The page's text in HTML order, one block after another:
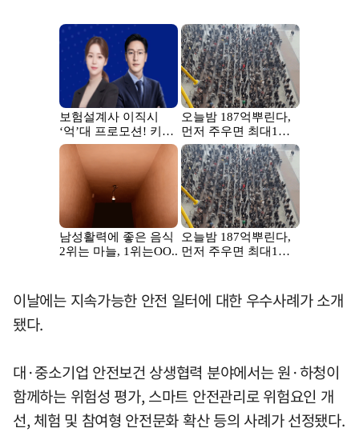
이날에는 지속가능한 안전 일터에 대한 우수사례가 소개
됐다.
대·중소기업 안전보건 상생협력 분야에서는 원·하청이
함께하는 위험성 평가, 스마트 안전관리로 위험요인 개
선, 체험 및 참여형 안전문화 확산 등의 사례가 선정됐다.